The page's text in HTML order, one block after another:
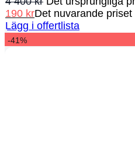
190 krDet nuvarande priset
Lägg i offertlista
-41%